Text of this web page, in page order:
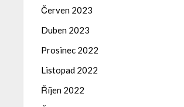
Červen 2023
Duben 2023
Prosinec 2022
Listopad 2022
Říjen 2022